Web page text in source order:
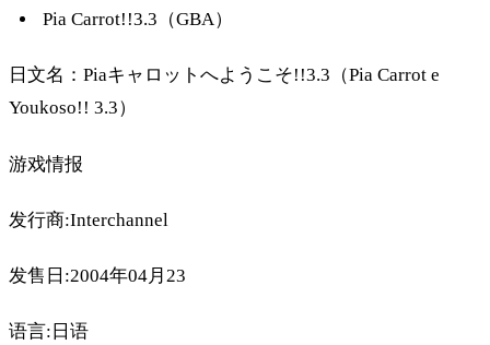
Pia Carrot!!3.3（GBA）
日文名：Piaキャロットへようこそ!!3.3（Pia Carrot e
Youkoso!! 3.3）
游戏情报
发行商:Interchannel
发售日:2004年04月23
语言:日语